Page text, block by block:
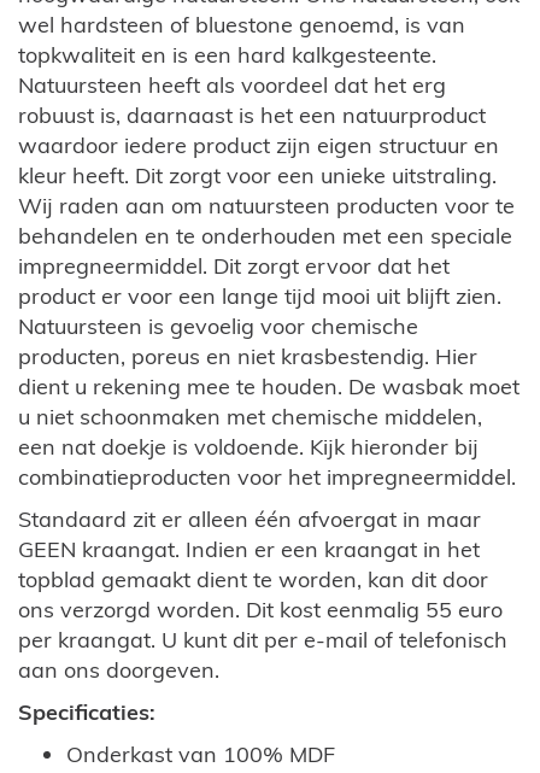
wel hardsteen of bluestone genoemd, is van
topkwaliteit en is een hard kalkgesteente.
Natuursteen heeft als voordeel dat het erg
robuust is, daarnaast is het een natuurproduct
waardoor iedere product zijn eigen structuur en
kleur heeft. Dit zorgt voor een unieke uitstraling.
Wij raden aan om natuursteen producten voor te
behandelen en te onderhouden met een speciale
impregneermiddel. Dit zorgt ervoor dat het
product er voor een lange tijd mooi uit blijft zien.
Natuursteen is gevoelig voor chemische
producten, poreus en niet krasbestendig. Hier
dient u rekening mee te houden. De wasbak moet
u niet schoonmaken met chemische middelen,
een nat doekje is voldoende. Kijk hieronder bij
combinatieproducten voor het impregneermiddel.
Standaard zit er alleen één afvoergat in maar
GEEN kraangat. Indien er een kraangat in het
topblad gemaakt dient te worden, kan dit door
ons verzorgd worden. Dit kost eenmalig 55 euro
per kraangat. U kunt dit per e-mail of telefonisch
aan ons doorgeven.
Specificaties:
Onderkast van 100% MDF